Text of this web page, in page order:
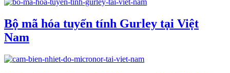
Bộ mã hóa tuyến tính Gurley tại Việt
Nam